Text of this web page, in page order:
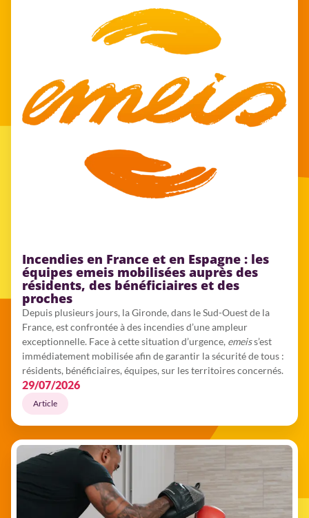
Incendies en France et en Espagne : les
équipes emeis mobilisées auprès des
résidents, des bénéficiaires et des
proches
Depuis plusieurs jours, la Gironde, dans le Sud-Ouest de la
France, est confrontée à des incendies d’une ampleur
exceptionnelle. Face à cette situation d’urgence, emeiss’est
immédiatement mobilisée afin de garantir la sécurité de tous :
résidents, bénéficiaires, équipes, sur les territoires concernés.
29/07/2026
Article